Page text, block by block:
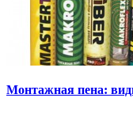
Монтажная пена: